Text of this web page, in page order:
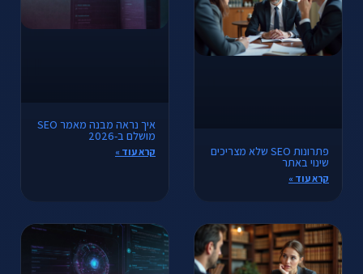
פתרונות SEO שלא מצריכים
שינוי באתר
קרא עוד »
איך נראה מבנה מאמר SEO
מושלם ב-2026
קרא עוד »